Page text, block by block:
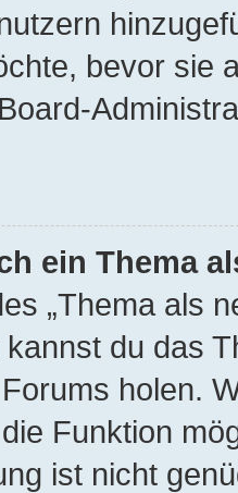
bevor sie
ein Thema
„Thema als
du das
holen.
Funktion
ist nicht